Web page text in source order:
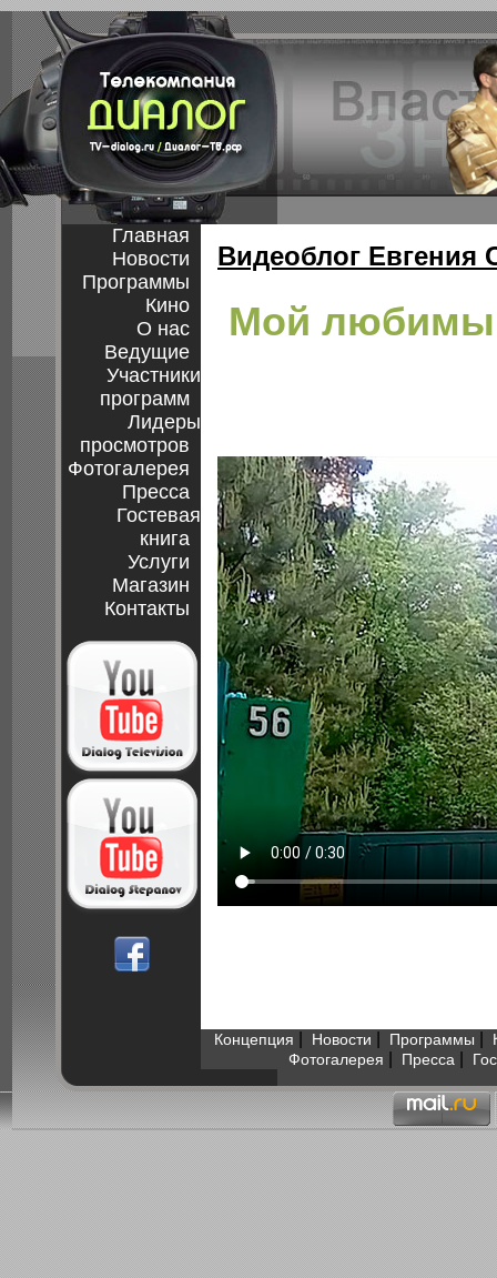
Главная
Новости
Программы
Кино
О нас
Ведущие
Участники
программ
Лидеры
просмотров
Фотогалерея
Пресса
Гостевая
книга
Услуги
Магазин
Контакты
Видеоблог Евгения
Мой
Концепция Новости Программы
Фотогалерея
Пресса